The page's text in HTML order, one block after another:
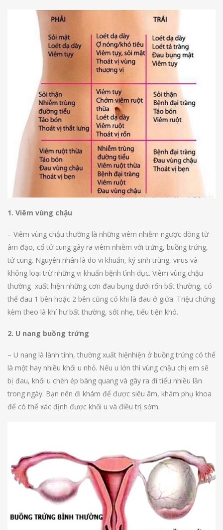
1. Viêm vùng chậu
– Viêm vùng chậu thường là những viêm nhiễm ngược dòng từ
âm đạo, cổ tử cung gây ra viêm nhiễm với trứng, buồng trứng,
tử cung. Nguyên nhân là do vi khuẩn, ký sinh trùng, virus và
không loại trừ những vi khuẩn bệnh tình dục. Viêm vùng chậu
thường xuất hiện những cơn đau bụng dưới rốn bất thường, có
thể đau 1 bên hoặc 2 bên cũng có khi là đau ở giữa. Triệu chứng
kèm theo là khí hư bất thường, sốt nhẹ, tiểu tiện khó.
2. U nang buồng trứng
– U nang là lành tính, thường xuất hiệnhiện ở buồng trứng có thể
là một hay nhiều khối u nhỏ. Nếu u lớn thì vùng chậu chị em sẽ
bị đau, khối u chèn ép bàng quang và gây ra đi tiểu nhiều lần
trong ngày. Bạn nên đi khám để được siêu âm, khám phụ khoa
để có thể xác định được khối u và điều trị sớm.